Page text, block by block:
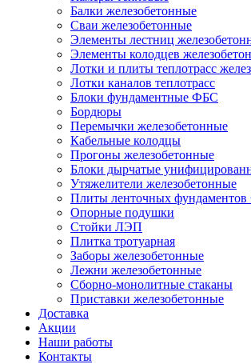
Балки железобетонные
Сваи железобетонные
Элементы лестниц
Элементы колодцев
Лотки и плиты теплотрасс
Лотки каналов теплотрасс
Блоки фундаментные ФБС
Бордюры
Перемычки железобетонные
Кабельные колодцы
Прогоны железобетонные
Блоки дырчатые
Утяжелители железобетонные
Плиты ленточных
Опорные подушки
Стойки ЛЭП
Плитка тротуарная
Заборы железобетонные
Лежни железобетонные
Сборно-монолитные стаканы
Приставки железобетонные
Доставка
Акции
Наши работы
Контакты